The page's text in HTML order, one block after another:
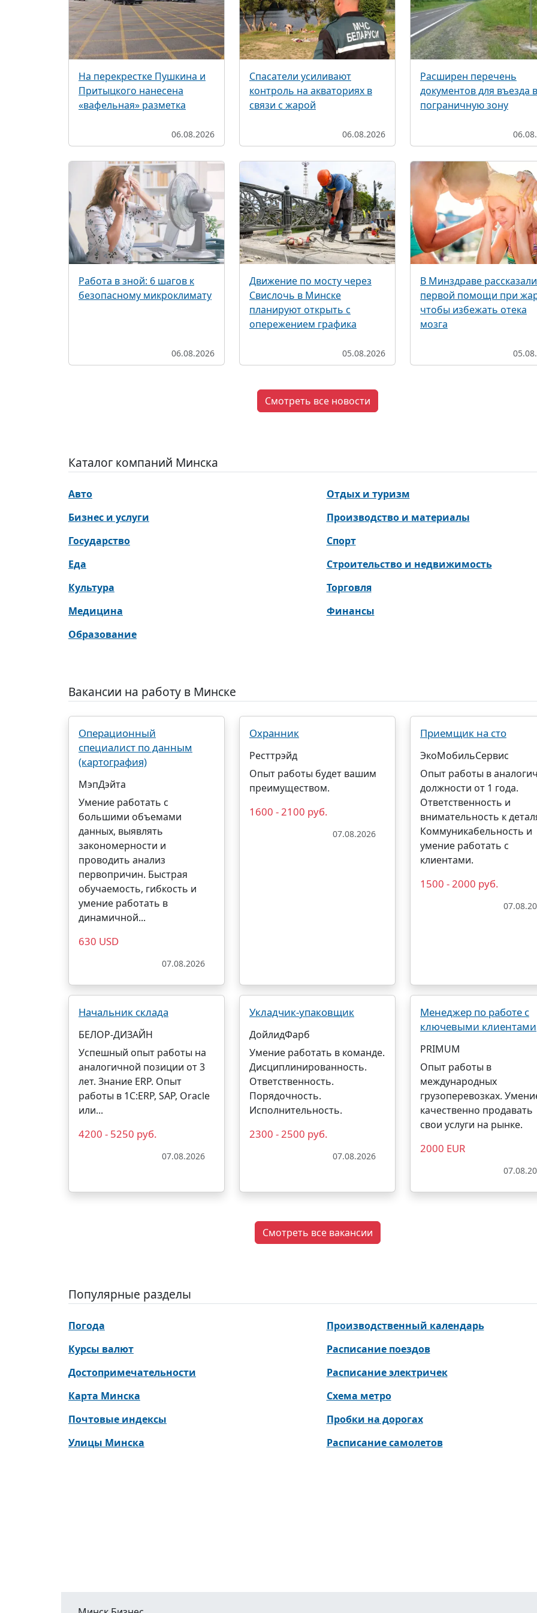
На перекрестке Пушкина и
Притыцкого нанесена
«вафельная» разметка
06.08.2026
Спасатели усиливают
контроль на акваториях в
связи с жарой
06.08.2026
Расширен перечень
документов для въезда в
пограничную зону
Работа в зной: 6 шагов к
безопасному микроклимату
06.08.2026
Движение по мосту через
Свислочь в Минске
планируют открыть с
опережением графика
05.08.2026
В Минздраве
первой помощи при
чтобы избежать отека
мозга
Смотреть все новости
Каталог компаний Минска
Авто
Бизнес и услуги
Государство
Еда
Культура
Медицина
Образование
Отдых и туризм
Производство и материалы
Спорт
Строительство и недвижимость
Торговля
Финансы
Вакансии на работу в Минске
Операционный
специалист по данным
(картография)
МэпДэйта
Умение работать с
большими объемами
данных, выявлять
закономерности и
проводить анализ
первопричин. Быстрая
обучаемость, гибкость и
умение работать в
динамичной...
630 USD
07.08.2026
Охранник
Ресттрэйд
Опыт работы будет вашим
преимуществом.
1600 - 2100 руб.
07.08.2026
Приемщик на сто
ЭкоМобильСервис
Опыт работы в
должности от 1 года.
Ответственность и
внимательность к
Коммуникабельность и
умение работать с
клиентами.
1500 - 2000 руб.
Начальник склада
БЕЛОР-ДИЗАЙН
Успешный опыт работы на
аналогичной позиции от 3
лет. Знание ERP. Опыт
работы в 1С:ERP, SAP, Oracle
или...
4200 - 5250 руб.
07.08.2026
Укладчик-упаковщик
ДойлидФарб
Умение работать в команде.
Дисциплинированность.
Ответственность.
Порядочность.
Исполнительность.
2300 - 2500 руб.
07.08.2026
Менеджер по работе с
ключевыми клиентами
PRIMUM
Опыт работы в
международных
грузоперевозках.
качественно продавать
свои услуги на рынке.
2000 EUR
Смотреть все вакансии
Популярные разделы
Погода
Курсы валют
Достопримечательности
Карта Минска
Почтовые индексы
Улицы Минска
Производственный календарь
Расписание поездов
Расписание электричек
Схема метро
Пробки на дорогах
Расписание самолетов